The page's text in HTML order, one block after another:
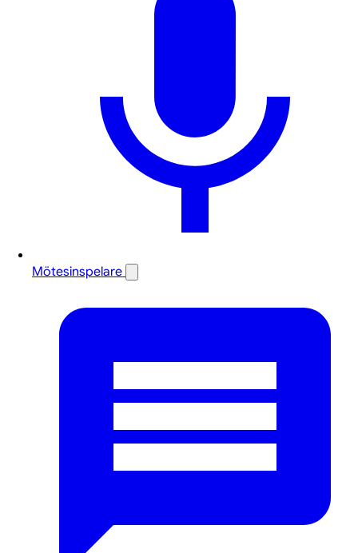
Mötesinspelare